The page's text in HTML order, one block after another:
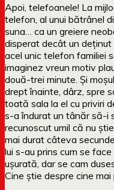
Apoi, telefoanele! La
telefon, al unui bătrânel
suna… ca un greiere
disperat decât un
acel unic telefon familiei
imaginez vreun motiv
două-trei minute. Și
drept înainte, dârz, spre
toată sala la el cu priviri
s-a îndurat un tânăr să-i
recunoscut umil că nu
mai durat câteva
lui s-au prins cum se
ușurată, dar se cam
Cine știe despre cine